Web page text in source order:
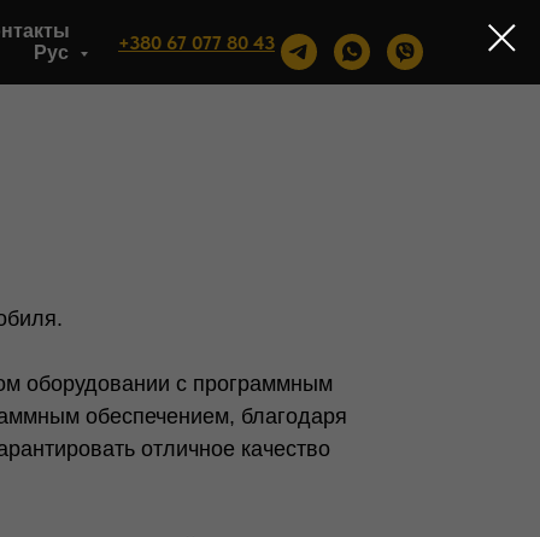
Рус
+380 67 077 80 43
оборудовании с программным
обеспечением, благодаря
отличное качество